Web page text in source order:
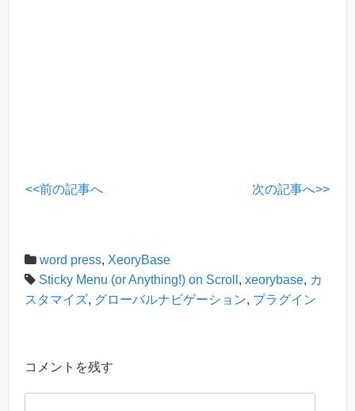
<<前の記事へ 次の記事へ>>
word press, XeoryBase
Sticky Menu (or Anything!) on Scroll , xeorybase, カ
スタマイズ, グローバルナビゲーション, プラグイン
コメントを残す